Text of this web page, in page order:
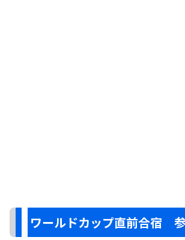
ワールドカップ直前合宿